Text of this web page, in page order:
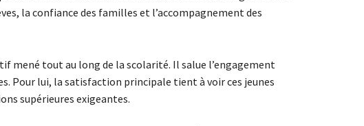
la confiance des familles et l’accompagnement des
mené tout au long de la scolarité. Il salue l’engagement
Pour lui, la satisfaction principale tient à voir ces jeunes
supérieures exigeantes.